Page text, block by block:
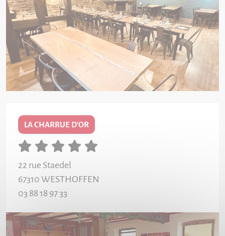
LA CHARRUE D'OR
22 rue Staedel
67310 WESTHOFFEN
03 88 18 97 33